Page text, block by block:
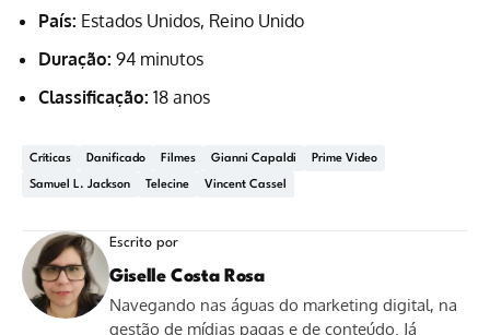
País: Estados Unidos, Reino Unido
Duração: 94 minutos
Classificação: 18 anos
Críticas Danificado Filmes Gianni Capaldi Prime Video
Samuel L. Jackson Telecine Vincent Cassel
Escrito por
Giselle Costa Rosa
Navegando nas águas do marketing digital, na
gestão de mídias pagas e de conteúdo. Já